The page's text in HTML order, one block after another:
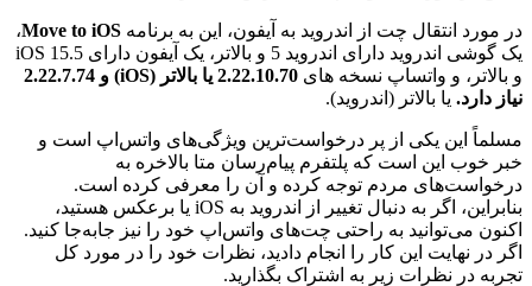
در مورد انتقال چت از اندروید به آیفون، این به برنامه Move to iOS،
یک گوشی اندروید دارای اندروید 5 و بالاتر، یک آیفون دارای iOS 15.5
و بالاتر، و واتساپ نسخه های
2.22.10.70 یا بالاتر (iOS) و 2.22.7.74
نیاز دارد. یا بالاتر (اندروید).
مسلماً این یکی از پر درخواست‌ترین ویژگی‌های واتس‌اپ است و
خبر خوب این است که پلتفرم پیام‌رسان متا بالاخره به
درخواست‌های مردم توجه کرده و آن را معرفی کرده است.
بنابراین، اگر به دنبال تغییر از اندروید به iOS یا برعکس هستید،
اکنون می‌توانید به راحتی چت‌های واتس‌اپ خود را نیز جابه‌جا کنید.
اگر در نهایت این کار را انجام دادید، نظرات خود را در مورد کل
تجربه در نظرات زیر به اشتراک بگذارید.